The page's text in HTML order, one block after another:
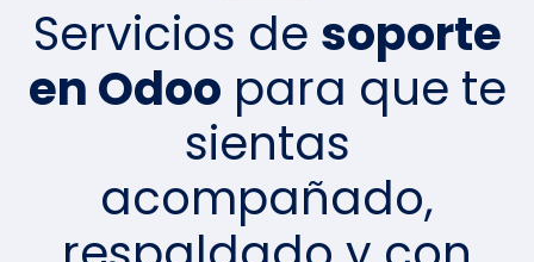
Servicios de soporte
en Odoo para que te
sientas
acompañado,